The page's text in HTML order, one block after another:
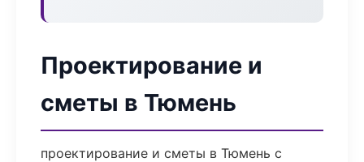
Проектирование и
сметы в Тюмень
проектирование и сметы в Тюмень с